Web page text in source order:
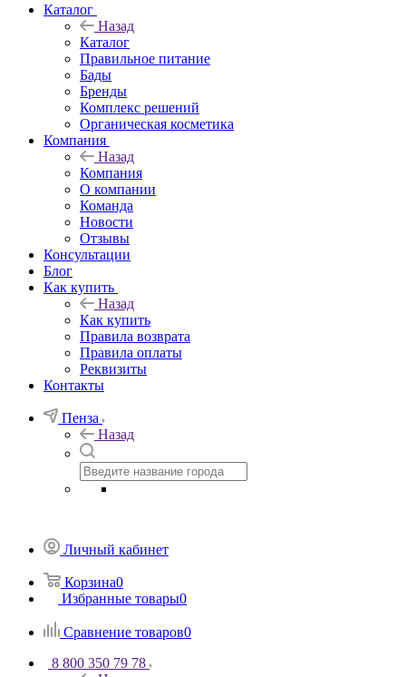
Каталог
Назад
Каталог
Правильное питание
Бады
Бренды
Комплекс решений
Органическая косметика
Компания
Назад
Компания
О компании
Команда
Новости
Отзывы
Консультации
Блог
Как купить
Назад
Как купить
Правила возврата
Правила оплаты
Реквизиты
Контакты
Пенза
Назад
Личный кабинет
Корзина0
Избранные товары0
Сравнение товаров0
8 800 350 79 78